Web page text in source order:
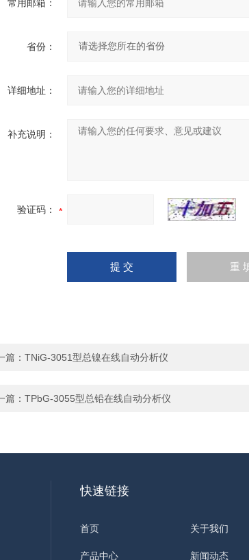
常用邮箱：
省份：
详细地址：
补充说明：
验证码：
篇： TNiG-3051型总镍在线自动分析仪
篇： TPbG-3055型总铅在线自动分析仪
快速链接
首页 关于我们
产品中心 新闻动态